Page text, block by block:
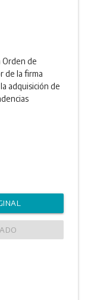
Orden de
de la firma
la adquisición de